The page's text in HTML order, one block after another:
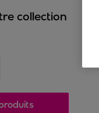
collection